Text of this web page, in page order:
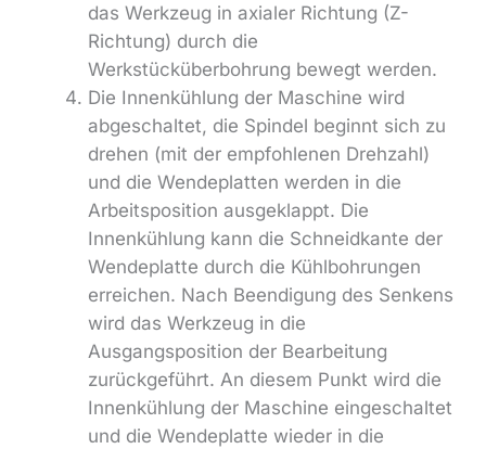
das Werkzeug in axialer Richtung (Z-
Richtung) durch die
Werkstücküberbohrung bewegt werden.
Die Innenkühlung der Maschine wird
abgeschaltet, die Spindel beginnt sich zu
drehen (mit der empfohlenen Drehzahl)
und die Wendeplatten werden in die
Arbeitsposition ausgeklappt. Die
Innenkühlung kann die Schneidkante der
Wendeplatte durch die Kühlbohrungen
erreichen. Nach Beendigung des Senkens
wird das Werkzeug in die
Ausgangsposition der Bearbeitung
zurückgeführt. An diesem Punkt wird die
Innenkühlung der Maschine eingeschaltet
und die Wendeplatte wieder in die